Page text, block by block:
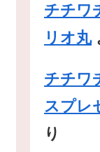
チチワ
リオ丸
チチワ
スプレ
り